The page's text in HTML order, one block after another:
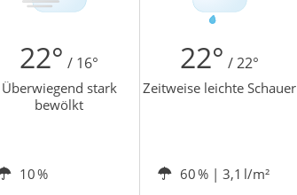
22° / 16° 22° / 22°
Überwiegend stark
bewölkt
Zeitweise leichte Schauer
10 % 60 % | 3,1 l/m²